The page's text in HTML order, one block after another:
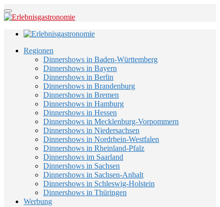
Regionen
Dinnershows in Baden-Württemberg
Dinnershows in Bayern
Dinnershows in Berlin
Dinnershows in Brandenburg
Dinnershows in Bremen
Dinnershows in Hamburg
Dinnershows in Hessen
Dinnershows in Mecklenburg-Vorpommern
Dinnershows in Niedersachsen
Dinnershows in Nordrhein-Westfalen
Dinnershows in Rheinland-Pfalz
Dinnershows im Saarland
Dinnershows in Sachsen
Dinnershows in Sachsen-Anhalt
Dinnershows in Schleswig-Holstein
Dinnershows in Thüringen
Werbung